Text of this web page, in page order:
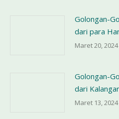
Golongan-
dari para
Maret 20, 2024
Golongan-
dari
Maret 13, 2024